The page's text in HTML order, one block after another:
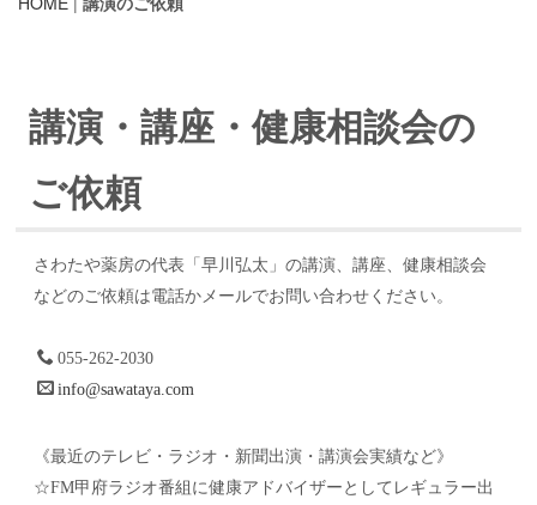
講演・講座・健康相談会の
ご依頼
さわたや薬房の代表「早川弘太」の講演、講座、健康相談会
などのご依頼は電話かメールでお問い合わせください。
055-262-2030
info@sawataya.com
《最近のテレビ・ラジオ・新聞出演・講演会実績など》
☆FM甲府ラジオ番組に健康アドバイザーとしてレギュラー出